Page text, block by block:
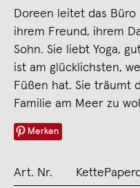
Doreen leitet das
ihrem Freund, ihrem
Sohn. Sie liebt Yoga,
ist am glücklichsten,
Füßen hat. Sie träumt
Familie am Meer zu
Merken
Art. Nr.